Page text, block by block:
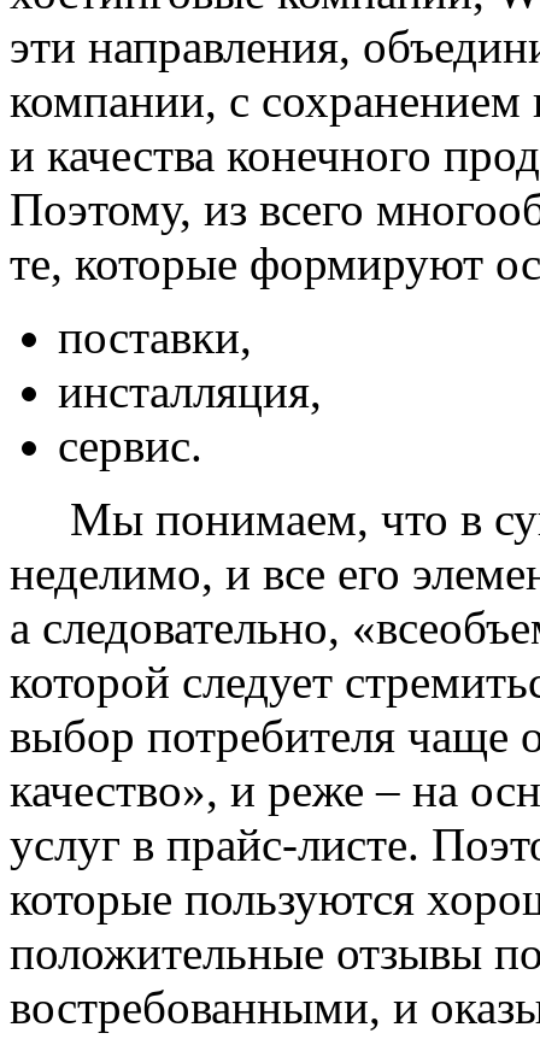
эти направления,
компании, с сохранением
и качества конечного
Поэтому, из всего
те, которые формируют
поставки,
инсталляция,
сервис.
Мы понимаем, что в
неделимо, и все его
а следовательно,
которой следует
выбор потребителя чаще
качество», и реже – на
услуг в прайс-листе.
которые пользуются
положительные отзывы
востребованными, и